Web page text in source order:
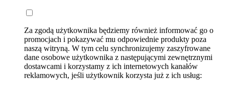
Za zgodą użytkownika będziemy również informować go o
promocjach i pokazywać mu odpowiednie produkty poza
naszą witryną. W tym celu synchronizujemy zaszyfrowane
dane osobowe użytkownika z następującymi zewnętrznymi
dostawcami i korzystamy z ich internetowych kanałów
reklamowych, jeśli użytkownik korzysta już z ich usług: